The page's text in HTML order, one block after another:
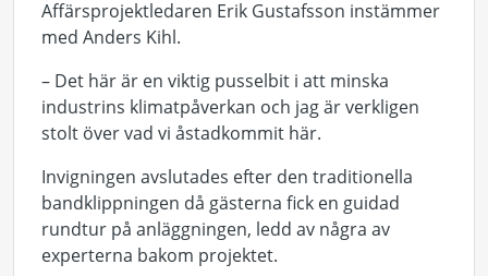
Affärsprojektledaren Erik Gustafsson instämmer
med Anders Kihl.
– Det här är en viktig pusselbit i att minska
industrins klimatpåverkan och jag är verkligen
stolt över vad vi åstadkommit här.
Invigningen avslutades efter den traditionella
bandklippningen då gästerna fick en guidad
rundtur på anläggningen, ledd av några av
experterna bakom projektet.